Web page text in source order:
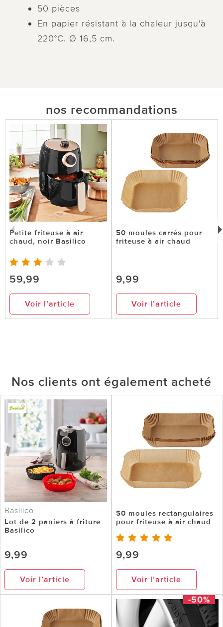
50 pièces
En papier résistant à la chaleur jusqu'à
220°C. Ø 16,5 cm.
nos recommandations
Petite friteuse à air
chaud, noir Basilico
59,99
Voir l’article
50 moules carrés pour
friteuse à air chaud
9,99
Voir l’article
Nos clients ont également acheté
Basilico
Lot de 2 paniers à friture
Basilico
9,99
Voir l’article
50 moules rectangulaires
pour friteuse à air chaud
9,99
Voir l’article
-50%